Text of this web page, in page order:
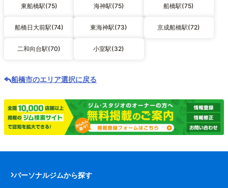
東船橋駅(75) 海神駅(75) 船橋駅(75)
船橋日大前駅(74) 東海神駅(73) 京成船橋駅(72)
二和向台駅(70) 小室駅(32)
船橋市のエリア選択に戻る
パーソナルジムから探す